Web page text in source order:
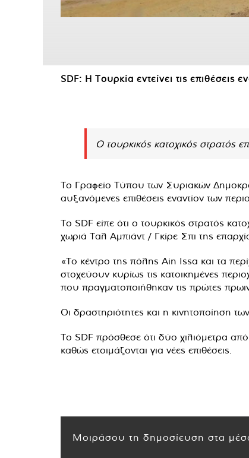
SDF: Η Τουρκία εντείνει τις επιθέσεις
Ο τουρκικός κατοχικός στρατός
Το Γραφείο Τύπου των Συριακών
αυξανόμενες επιθέσεις εναντίον των
Το SDF είπε ότι ο τουρκικός στρατός
χωριά Ταλ Αμπιάντ / Γκίρε Σπι της
«Το κέντρο της πόλης Ain Issa και τα
στοχεύουν κυρίως τις κατοικημένες
που πραγματοποιήθηκαν τις πρώτες
Οι δραστηριότητες και η κινητοποίηση
Το SDF πρόσθεσε ότι δύο χιλιόμετρα από
καθώς ετοιμάζονται για νέες επιθέσεις.
Μοιράσου τη δημοσίευση στα